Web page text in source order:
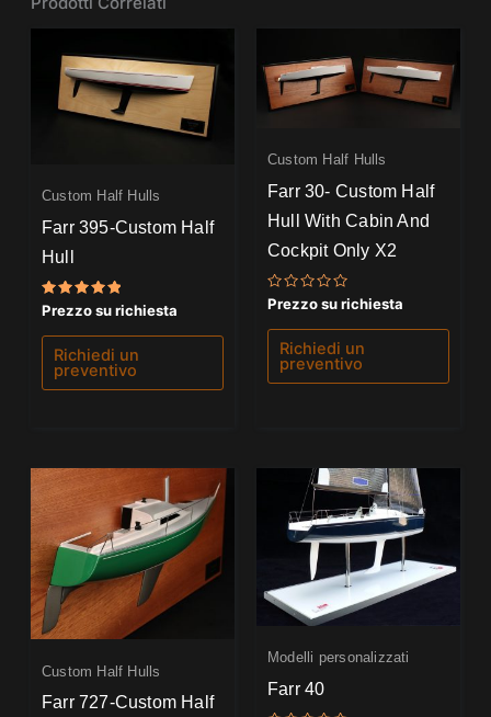
Custom Half Hulls
Farr 395-Custom Half
Hull
Valutato
5.00
su 5
Prezzo su richiesta
Richiedi un
preventivo
Custom Half Hulls
Farr 30- Custom Half
Hull With Cabin And
Cockpit Only X2
Valutato
0
su
Prezzo su richiesta
Richiedi un
preventivo
Custom Half Hulls
Farr 727-Custom Half
Modelli personalizzati
Farr 40